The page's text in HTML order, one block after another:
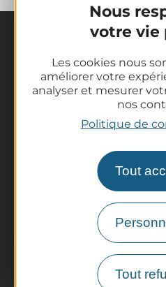
Nous
votre vie
Les cookies nous
améliorer votre
analyser et mesurer
nos
Politique de
Tout
Tout
La destination
L'Auvergne
Tout
Préparer
Offices de